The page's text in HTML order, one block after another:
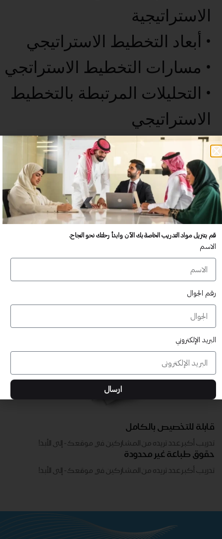
الاستراتيجية
• أبعاد التخطيط الاستراتيجي
• مسارات التخطيط الاستراتجي
• التحليلات المرتبطة بالتخطيط
الاستراتيجي
• الخاتمة
عدد غير محدود من المستخدمين
تدريب أكبر عدد تريده من المشاركين في موقعك - ​​إلى الأبد!
لا توجد رسوم تجديد سنوية
تدريب أكبر عدد تريده من المشاركين في موقعك - ​​إلى الأبد!
قابلة للتخصيص بالكامل
تدريب أكبر عدد تريده من المشاركين في موقعك - ​​إلى الأبد!
حقوق طباعة غير محدودة
تدريب أكبر عدد تريده من المشاركين في موقعك - ​​إلى الأبد!
قم بتنزيل مواد التدريب الخاصة بك الآن وابدأ رحلتك نحو النجاح.
الاسم
رقم الجوال
البريد الإلكتروني
ارسال